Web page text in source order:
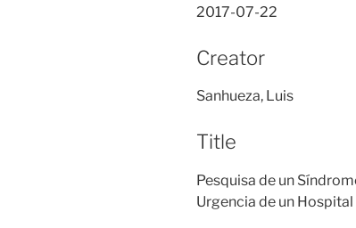
2017-07-22
Creator
Sanhueza, Luis
Title
Pesquisa de un
Urgencia de un